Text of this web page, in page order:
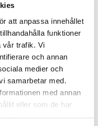
att anpassa innehållet
funktioner
vår trafik. Vi
och annan
medier och
samarbetar med.
med annan
eller som de har
söker sig kapitalet
teknik och
som erbjuder högre